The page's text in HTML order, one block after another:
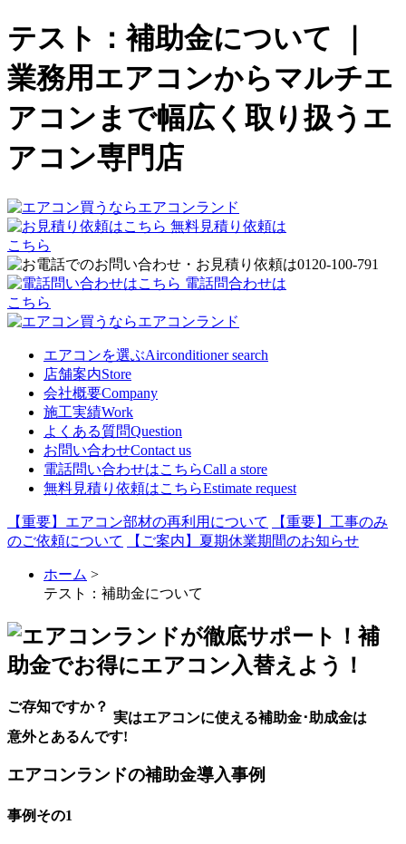
テスト：補助金について ｜
業務用エアコンからマルチエ
アコンまで幅広く取り扱うエ
アコン専門店
無料見積り依頼は
こちら
電話問合わせは
こちら
エアコンを選ぶAirconditioner search
店舗案内Store
会社概要Company
施工実績Work
よくある質問Question
お問い合わせContact us
電話問い合わせはこちらCall a store
無料見積り依頼はこちらEstimate request
【重要】エアコン部材の再利用について
【重要】工事のみ
のご依頼について
【ご案内】夏期休業期間のお知らせ
ホーム >
テスト：補助金について
ご存知ですか？
実はエアコンに使える補助金･助成金は
意外とあるんです!
エアコンランドの補助金導入事例
事例その1